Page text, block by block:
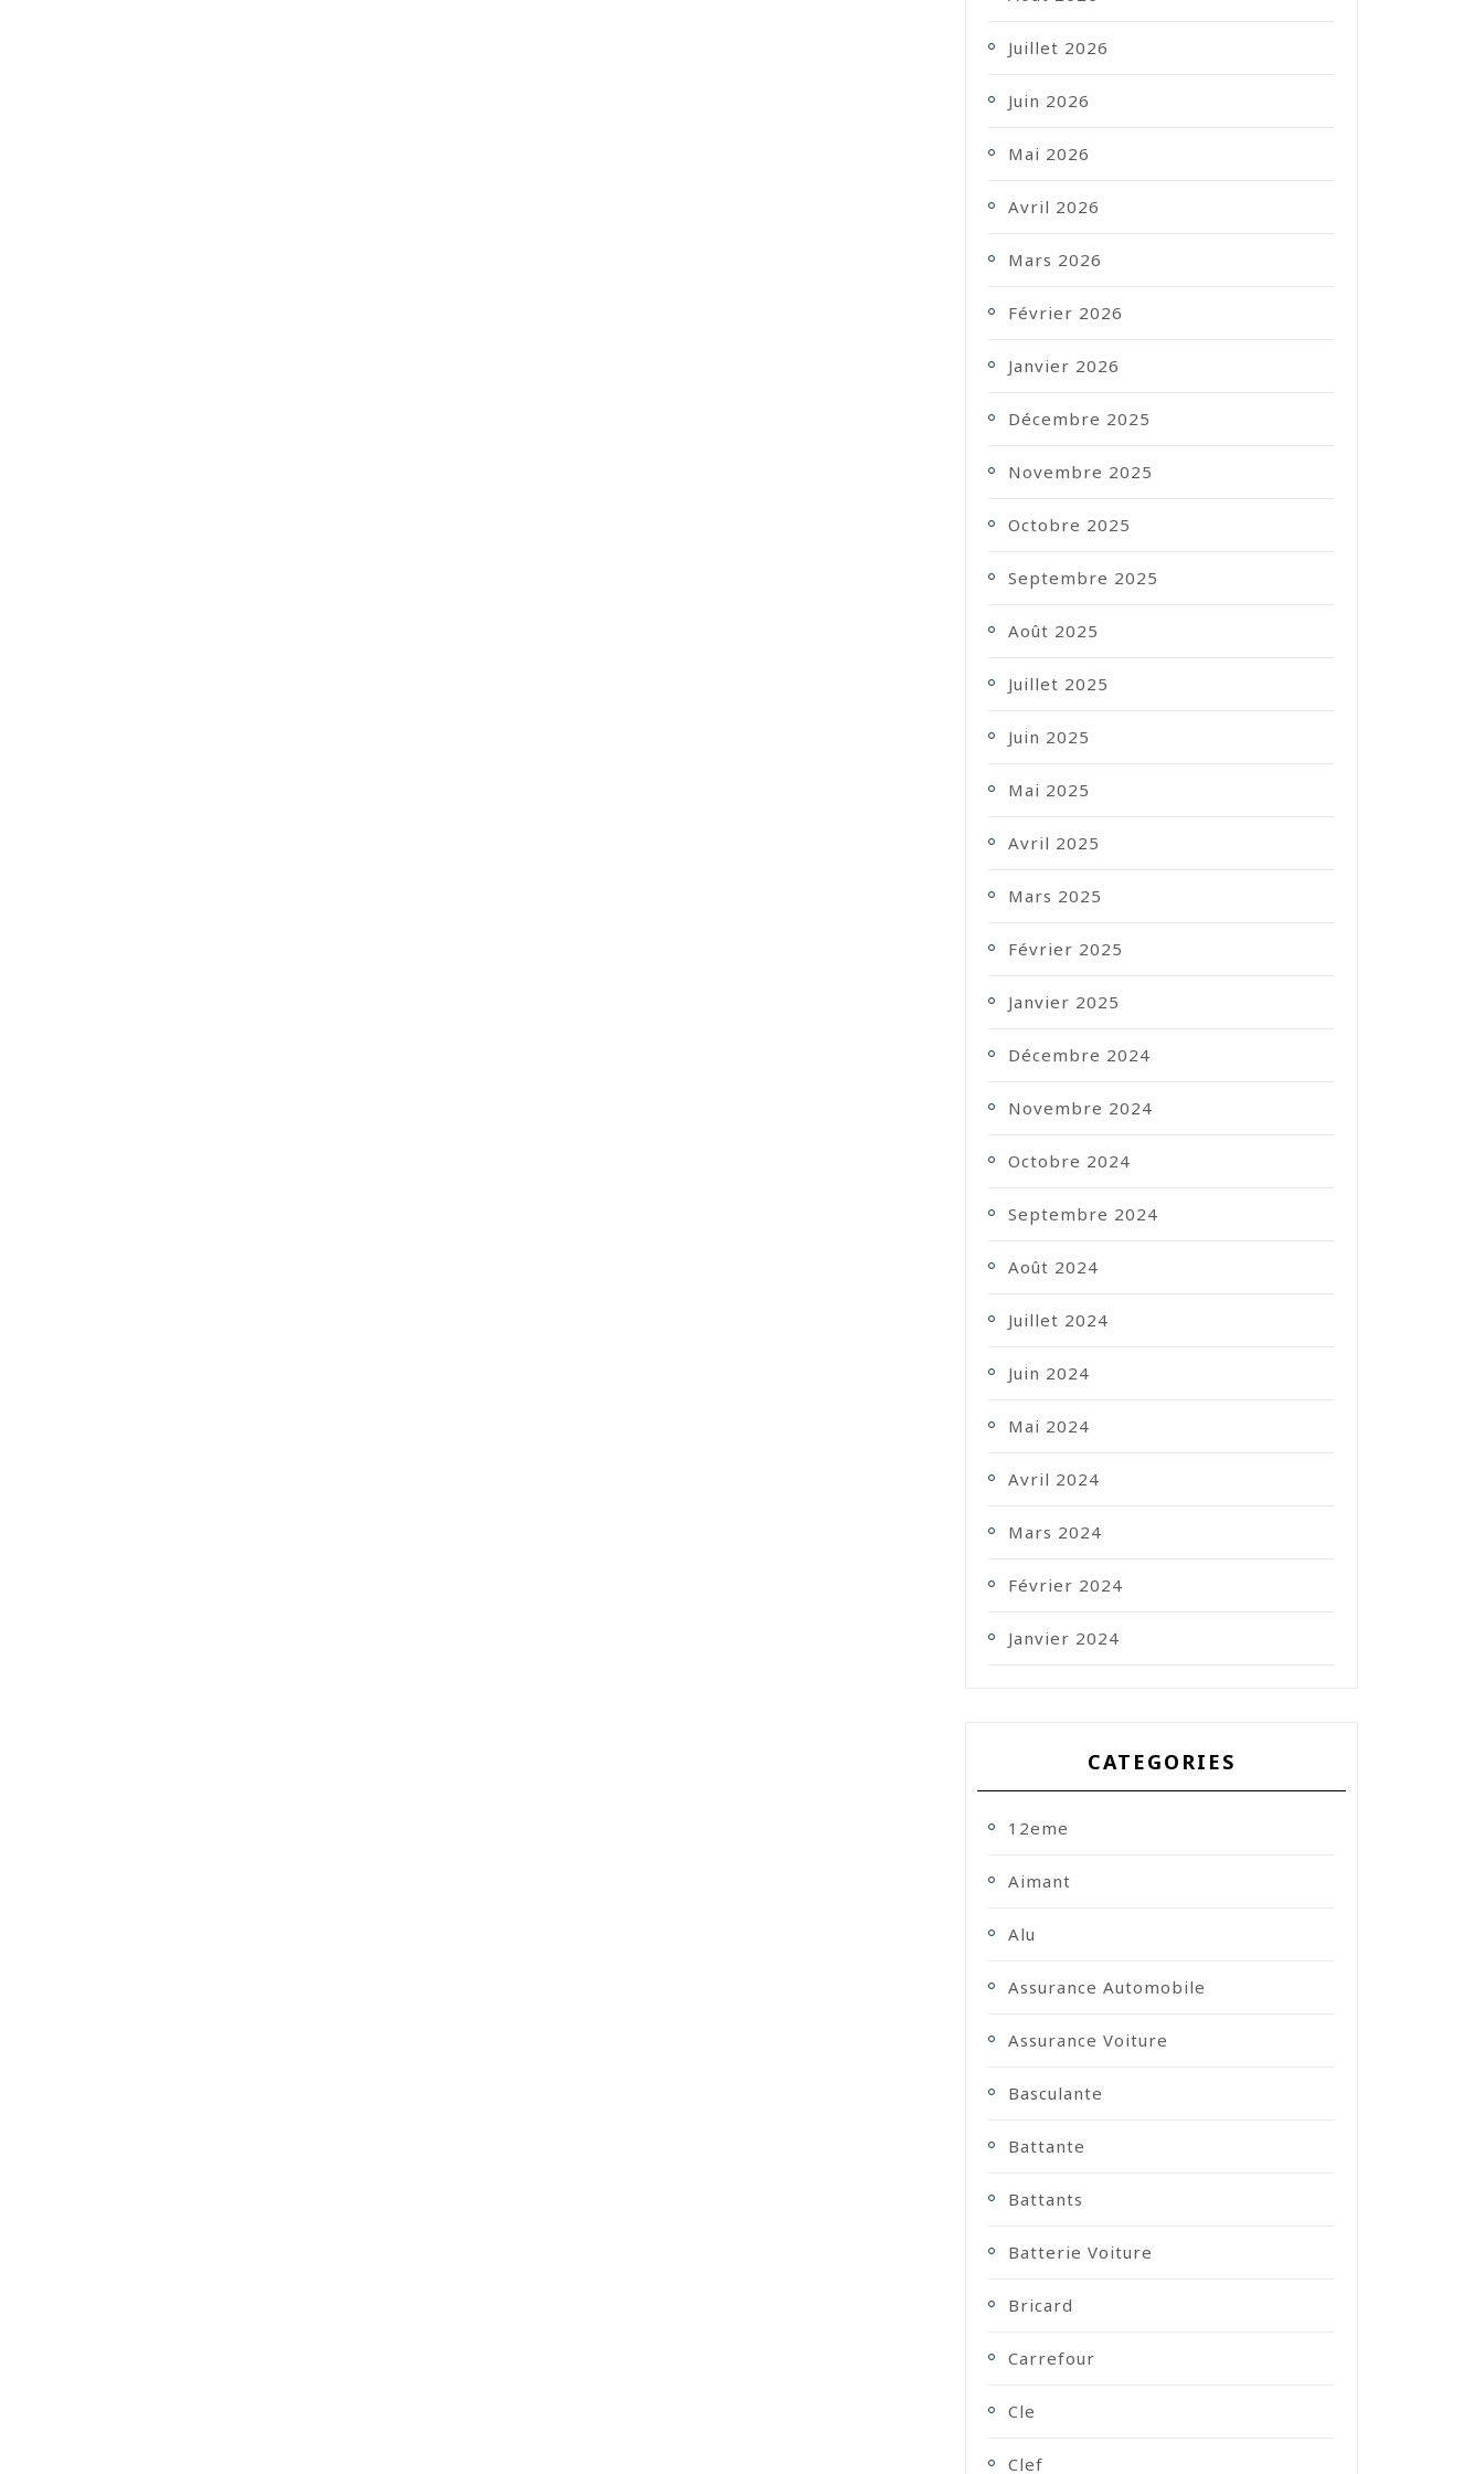
Juillet 2026
Juin 2026
Mai 2026
Avril 2026
Mars 2026
Février 2026
Janvier 2026
Décembre 2025
Novembre 2025
Octobre 2025
Septembre 2025
Août 2025
Juillet 2025
Juin 2025
Mai 2025
Avril 2025
Mars 2025
Février 2025
Janvier 2025
Décembre 2024
Novembre 2024
Octobre 2024
Septembre 2024
Août 2024
Juillet 2024
Juin 2024
Mai 2024
Avril 2024
Mars 2024
Février 2024
Janvier 2024
CATEGORIES
12eme
Aimant
Alu
Assurance Automobile
Assurance Voiture
Basculante
Battante
Battants
Batterie Voiture
Bricard
Carrefour
Cle
Clef